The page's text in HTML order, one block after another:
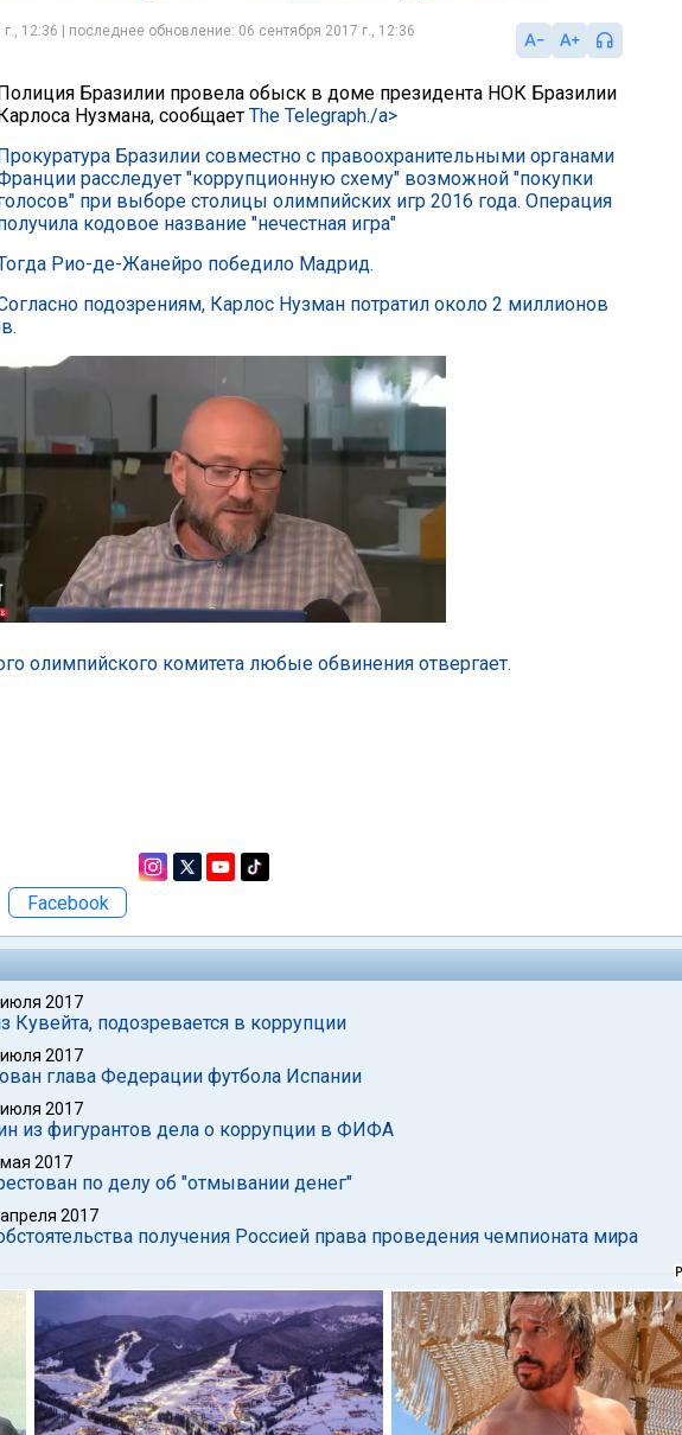
12:36 | последнее обновление: 06 сентября 2017 г., 12:36
Бразилии провела обыск в доме президента НОК Бразилии
Нузмана, сообщает The Telegraph./a>
Бразилии совместно с правоохранительными органами
расследует "коррупционную схему" возможной "покупки
при выборе столицы олимпийских игр 2016 года. Операция
кодовое название "нечестная игра"
Рио-де-Жанейро победило Мадрид.
подозрениям, Карлос Нузман потратил около 2 миллионов
олимпийского комитета любые обвинения отвергает.
Facebook
2017
подозревается в коррупции
2017
глава Федерации футбола Испании
2017
из фигурантов дела о коррупции в ФИФА
2017
по делу об "отмывании денег"
2017
получения Россией права проведения чемпионата мира